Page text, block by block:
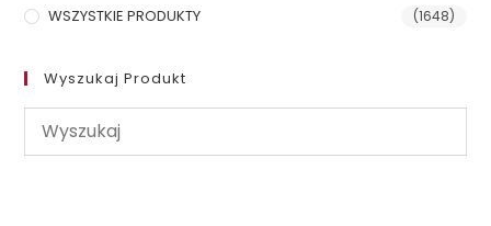
WSZYSTKIE PRODUKTY (1648)
Wyszukaj Produkt